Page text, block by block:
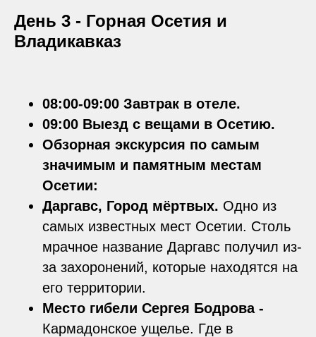
День 3 - Горная Осетия и
Владикавказ
08:00-09:00 Завтрак в отеле.
09:00 Выезд с вещами в Осетию.
Обзорная экскурсия по самым
значимым и памятным местам
Осетии:
Даргавс, Город мёртвых. Одно из
самых известных мест Осетии. Столь
мрачное название Даргавс получил из-
за захоронений, которые находятся на
его территории.
Место гибели Сергея Бодрова -
Кармадонское ущелье. Где в